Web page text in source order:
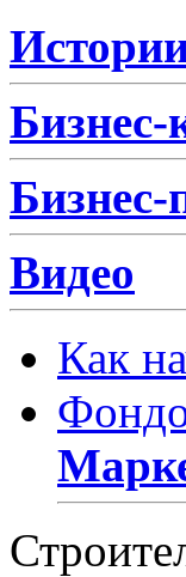
Бизнес-
Видео
Как